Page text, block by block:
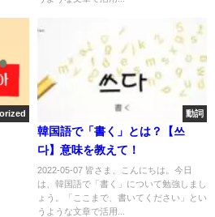
動詞
韓国語で「書く」とは？【쓰
다】意味を教えて！
2022-05-07 皆さま、こんにちは。今日
は、韓国語で「書く」について勉強しまし
ょう。「ここまで、書いてください」とい
うような文章で活用...